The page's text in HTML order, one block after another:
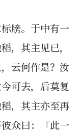
牓。于中有一
，其主见已，
云何作是？汝
可去，后莫复
，其主亦至再
众曰：『此一